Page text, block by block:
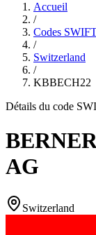
Accueil
/
Codes
/
Switzerland
/
KBBECH22
Détails du code
AG
Switzerland